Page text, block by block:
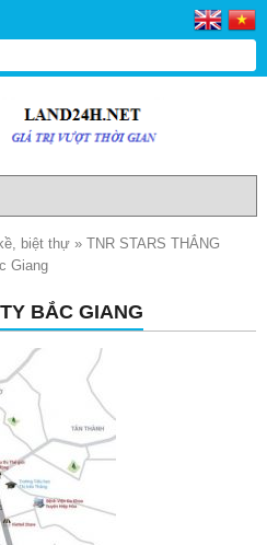
biệt thự » TNR STARS THẮNG
Giang
BẮC GIANG